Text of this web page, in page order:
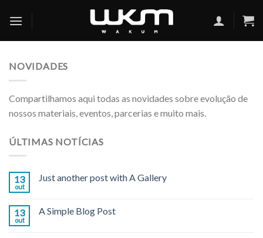
NOVIDADES
Compartilhamos aqui todas as novidades sobre evolução de
nossos materiais, eventos, parcerias e muito mais.
ÚLTIMAS NOTÍCIAS
13
out
Just another post with A Gallery
13
out
A Simple Blog Post